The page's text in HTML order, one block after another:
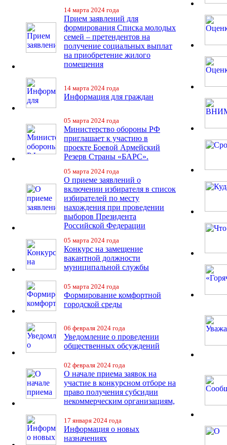
14 марта 2024 года
Прием заявлений для
формирования Списка молодых
семей – претендентов на
получение социальных выплат
на приобретение жилого
помещения
14 марта 2024 года
Информация для граждан
05 марта 2024 года
Министерство обороны РФ
приглашает к участию в
проекте Боевой Армейский
Резерв Страны «БАРС».
05 марта 2024 года
О приеме заявлений о
включении избирателя в список
избирателей по месту
нахождения при проведении
выборов Президента
Российской Федерации
05 марта 2024 года
Конкурс на замещение
вакантной должности
муниципальной службы
05 марта 2024 года
Формирование комфортной
городской среды
06 февраля 2024 года
Уведомление о проведении
общественных обсуждений
02 февраля 2024 года
О начале приема заявок на
участие в конкурсном отборе на
право получения субсидии
некоммерческим организациям,
17 января 2024 года
Информация о новых
назначениях